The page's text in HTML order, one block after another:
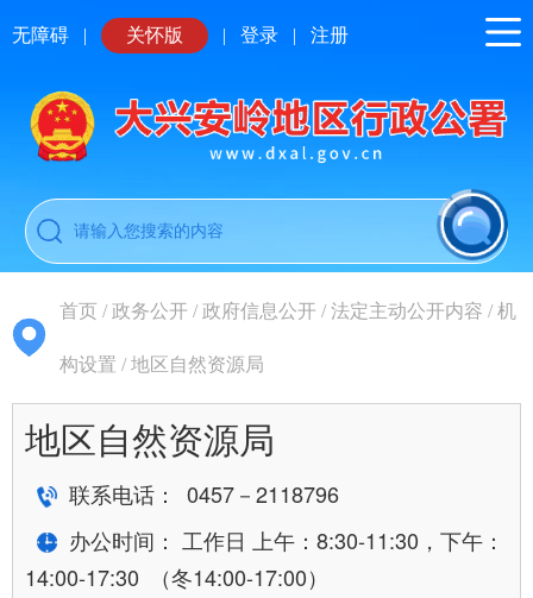
无障碍 | 关怀版 | 登录 | 注册
首页 /政务公开 /政府信息公开 /法定主动公开内容 /机
构设置 /地区自然资源局
地区自然资源局
联系电话： 0457－2118796
办公时间： 工作日 上午：8:30-11:30，下午：
14:00-17:30 （冬14:00-17:00）